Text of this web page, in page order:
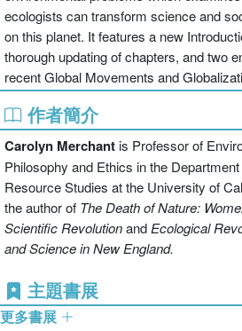
ecologists can transform science and
on this planet. It features a new
thorough updating of chapters, and two
recent Global Movements and
作者簡介
Carolyn Merchantis Professor of
Philosophy and Ethics in the
Resource Studies at the University of
the author of The Death of Nature:
Scientific Revolutionand Ecological
and Science inNew England.
主題書展
更多書展